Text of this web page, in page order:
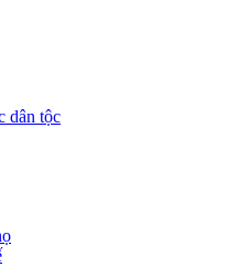
dân tộc